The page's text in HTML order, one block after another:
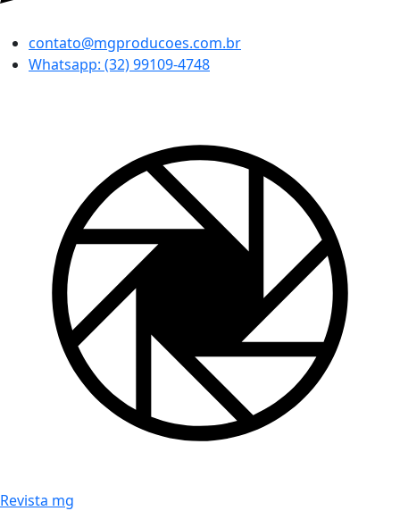
contato@mgproducoes.com.br
Whatsapp: (32) 99109-4748
Revista mg